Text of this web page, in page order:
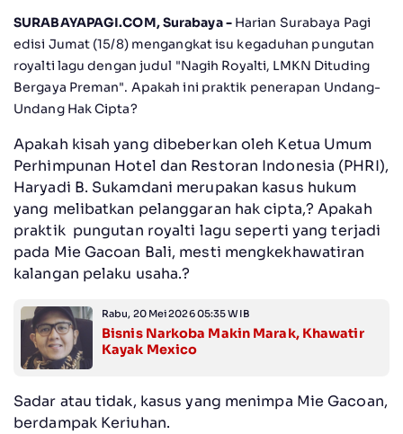
SURABAYAPAGI.COM, Surabaya -Harian Surabaya Pagi
edisi Jumat (15/8) mengangkat isu kegaduhan pungutan
royalti lagu dengan judul "Nagih Royalti, LMKN Dituding
Bergaya Preman". Apakah ini praktik penerapan Undang-
Undang Hak Cipta?
Apakah kisah yang dibeberkan oleh Ketua Umum
Perhimpunan Hotel dan Restoran Indonesia (PHRI),
Haryadi B. Sukamdani merupakan kasus hukum
yang melibatkan pelanggaran hak cipta,? Apakah
praktik pungutan royalti lagu seperti yang terjadi
pada Mie Gacoan Bali, mesti mengkekhawatiran
kalangan pelaku usaha.?
Rabu, 20 Mei 2026 05:35 WIB
Bisnis Narkoba Makin Marak, Khawatir
Kayak Mexico
Sadar atau tidak, kasus yang menimpa Mie Gacoan,
berdampak Keriuhan.